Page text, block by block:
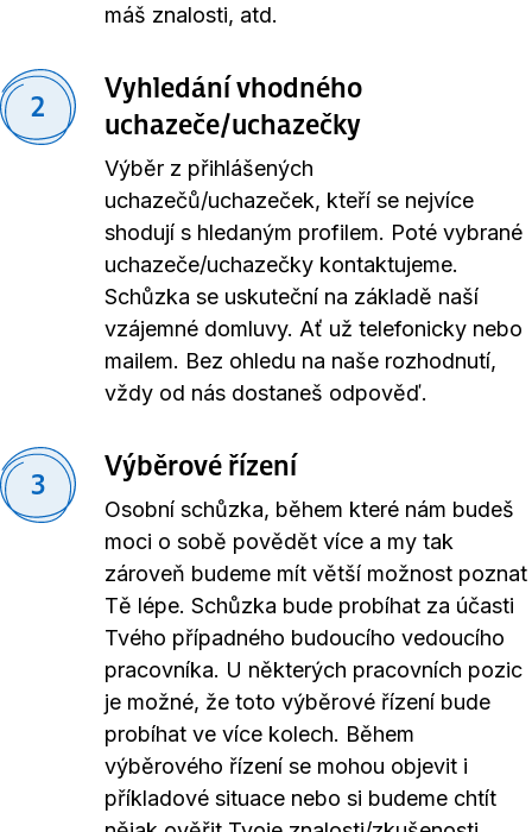
máš znalosti, atd.
2
Vyhledání vhodného
uchazeče/uchazečky
Výběr z přihlášených
uchazečů/uchazeček, kteří se nejvíce
shodují s hledaným profilem. Poté vybrané
uchazeče/uchazečky kontaktujeme.
Schůzka se uskuteční na základě naší
vzájemné domluvy. Ať už telefonicky nebo
mailem. Bez ohledu na naše rozhodnutí,
vždy od nás dostaneš odpověď.
3
Výběrové řízení
Osobní schůzka, během které nám budeš
moci o sobě povědět více a my tak
zároveň budeme mít větší možnost poznat
Tě lépe. Schůzka bude probíhat za účasti
Tvého případného budoucího vedoucího
pracovníka. U některých pracovních pozic
je možné, že toto výběrové řízení bude
probíhat ve více kolech. Během
výběrového řízení se mohou objevit i
příkladové situace nebo si budeme chtít